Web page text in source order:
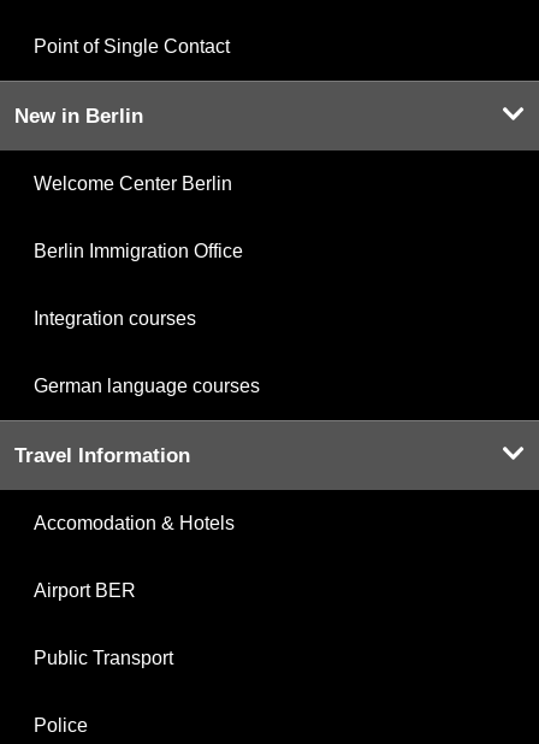
Point of Single Contact
New in Berlin
Welcome Center Berlin
Berlin Immigration Office
Integration courses
German language courses
Travel Information
Accomodation & Hotels
Airport BER
Public Transport
Police